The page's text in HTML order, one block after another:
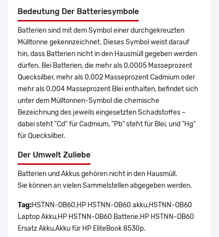
Bedeutung Der Batteriesymbole
Batterien sind mit dem Symbol einer durchgekreuzten
Mülltonne gekennzeichnet. Dieses Symbol weist darauf
hin, dass Batterien nicht in den Hausmüll gegeben werden
dürfen. Bei Batterien, die mehr als 0,0005 Masseprozent
Quecksilber, mehr als 0,002 Masseprozent Cadmium oder
mehr als 0,004 Masseprozent Blei enthalten, befindet sich
unter dem Mülltonnen-Symbol die chemische
Bezeichnung des jeweils eingesetzten Schadstoffes –
dabei steht "Cd" für Cadmium, "Pb" steht für Blei, und "Hg"
für Quecksilber.
Der Umwelt Zuliebe
Batterien und Akkus gehören nicht in den Hausmüll.
Sie können an vielen Sammelstellen abgegeben werden.
Tag:HSTNN-OB60,HP HSTNN-OB60 akku,HSTNN-OB60
Laptop Akku,HP HSTNN-OB60 Batterie,HP HSTNN-OB60
Ersatz Akku,Akku für HP EliteBook 8530p.